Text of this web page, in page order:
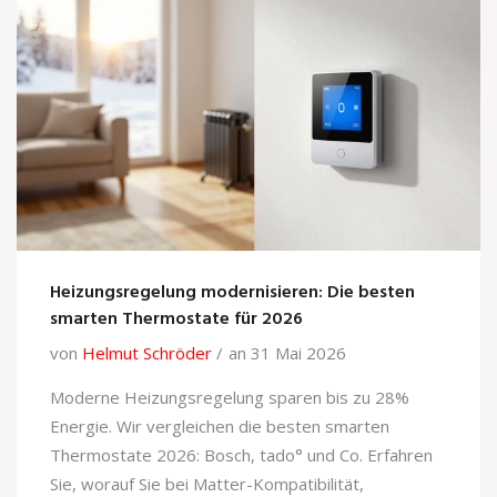
Heizungsregelung modernisieren: Die besten
smarten Thermostate für 2026
von Helmut Schröder
an 31 Mai 2026
Moderne Heizungsregelung sparen bis zu 28%
Energie. Wir vergleichen die besten smarten
Thermostate 2026: Bosch, tado° und Co. Erfahren
Sie, worauf Sie bei Matter-Kompatibilität,